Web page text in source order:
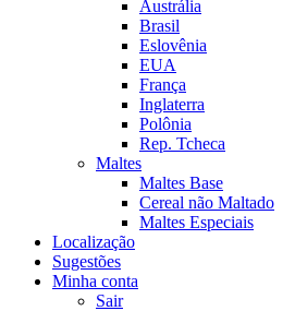
Austrália
Brasil
Eslovênia
EUA
França
Inglaterra
Polônia
Rep. Tcheca
Maltes
Maltes Base
Cereal não Maltado
Maltes Especiais
Localização
Sugestões
Minha conta
Sair